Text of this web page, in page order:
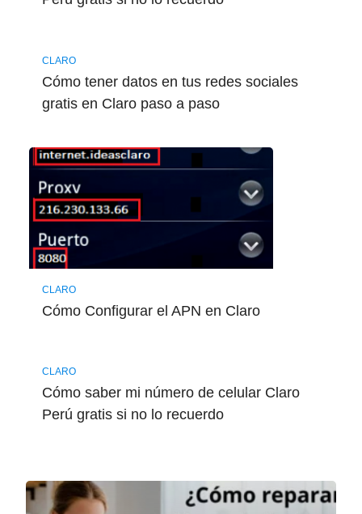
CLARO
Cómo tener datos en tus redes sociales
gratis en Claro paso a paso
CLARO
Cómo Configurar el APN en Claro
CLARO
Cómo saber mi número de celular Claro
Perú gratis si no lo recuerdo